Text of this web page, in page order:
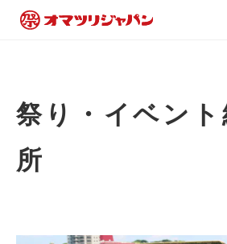
祭り・イベント
所